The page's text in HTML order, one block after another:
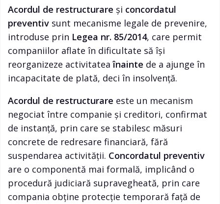
Acordul de restructurare și concordatul
preventiv sunt mecanisme legale de prevenire,
introduse prin Legea nr. 85/2014, care permit
companiilor aflate în dificultate să își
reorganizeze activitateaînainte de a ajunge în
incapacitate de plată, deci în insolvență.
Acordul de restructurare este un mecanism
negociat între companie și creditori, confirmat
de instanță, prin care se stabilesc măsuri
concrete de redresare financiară, fără
suspendarea activității. Concordatul preventiv
are o componentă mai formală, implicând o
procedură judiciară supravegheată, prin care
compania obține protecție temporară față de